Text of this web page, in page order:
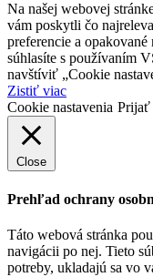
Na našej webovej
vám poskytli čo
preferencie a
súhlasíte s používaním
navštíviť „Cookie
Zistiť viac
Cookie nastavenia Prijať
Close
Prehľad ochrany
Táto webová stránka
navigácii po nej. Tieto
potreby, ukladajú sa vo